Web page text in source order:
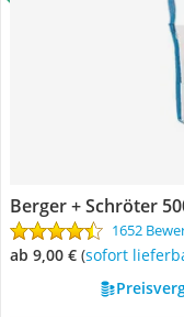
Berger + Schröter
1652
ab 9,00 € ( Sofort